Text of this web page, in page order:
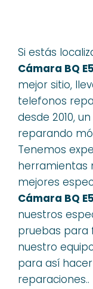
Si estás
Cámara BQ
mejor sitio,
telefonos
desde 2010,
reparando
Tenemos
herramientas
mejores
Cámara BQ
nuestros
pruebas para
nuestro
para así
reparaciones..